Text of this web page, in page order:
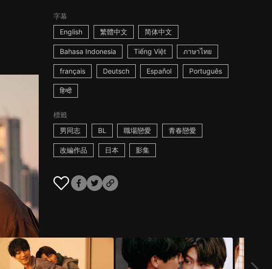
字幕
English
繁體中文 简体中文
Bahasa Indonesia Tiếng Việt ภาษาไทย
français Deutsch Español Português
हिन्दी
標籤
男同志
BL 職場戀愛 青春戀愛
改編作品 日本 影集